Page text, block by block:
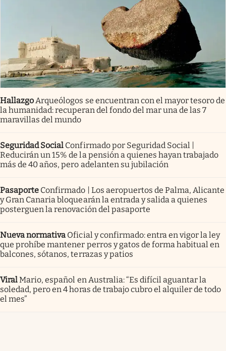
Hallazgo Arqueólogos se encuentran con el mayor tesoro de
la humanidad: recuperan del fondo del mar una de las 7
maravillas del mundo
Seguridad Social Confirmado por Seguridad Social |
Reducirán un 15% de la pensión a quienes hayan trabajado
más de 40 años, pero adelanten su jubilación
Pasaporte Confirmado | Los aeropuertos de Palma, Alicante
y Gran Canaria bloquearán la entrada y salida a quienes
posterguen la renovación del pasaporte
Nueva normativa Oficial y confirmado: entra en vigor la ley
que prohíbe mantener perros y gatos de forma habitual en
balcones, sótanos, terrazas y patios
ViralMario, español en Australia: “Es difícil aguantar la
soledad, pero en 4 horas de trabajo cubro el alquiler de todo
el mes”